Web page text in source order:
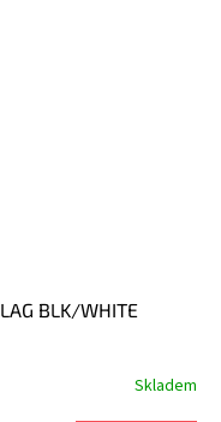
BLK/WHITE
Skladem